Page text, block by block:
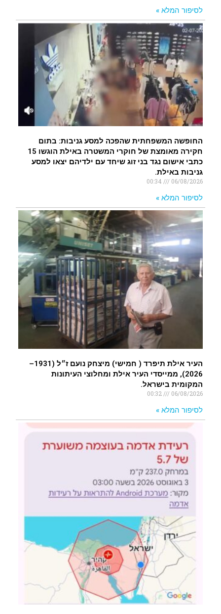
לסיפור המלא »
החופשה המשפחתית שהפכה למסע גניבות: בתום
חקירה מאומצת של חוקרי המשטרה באילת הוגשו 15
כתבי אישום נגד בני זוג שיחד עם ילדיהם יצאו למסע
גניבות באילת.
06/08/2026
לסיפור המלא »
העיר אילת תיפרד ( חמישי) מיצחק נועם ז״ל (1931–
2026), ממייסדי העיר אילת ומחלוצי העיתונות
המקומית בישראל.
06/08/2026
00:32
לסיפור המלא »